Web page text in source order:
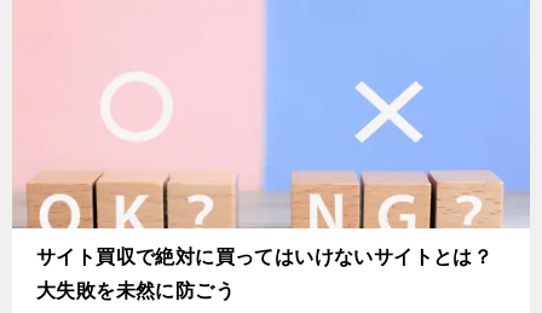
サイト買収で絶対に買ってはいけないサイトとは？
大失敗を未然に防ごう